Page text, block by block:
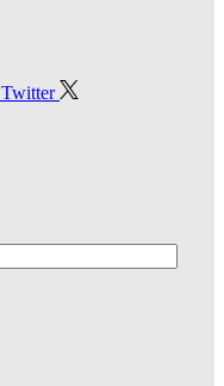
Twitter